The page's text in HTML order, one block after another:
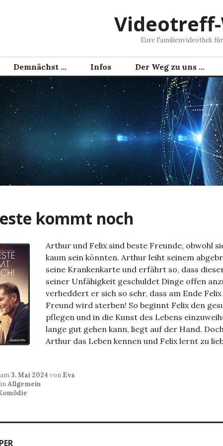
Eure Familienvideothek
Demnächst … Infos Der Weg zu uns …
kommt noch
Arthur und Felix sind beste Freunde, obwohl
kaum sein könnten. Arthur leiht seinem
seine Krankenkarte und erfährt so, dass
seiner Unfähigkeit geschuldet Dinge offen
verheddert er sich so sehr, dass am Ende
Freund wird sterben! So beginnt Felix den
pflegen und in die Kunst des Lebens
lange gut gehen kann, liegt auf der Hand.
Arthur das Leben kennen und Felix lernt zu
3. Mai 2024 von Eva
Allgemein